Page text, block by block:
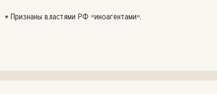
* Признаны властями РФ «иноагентами».